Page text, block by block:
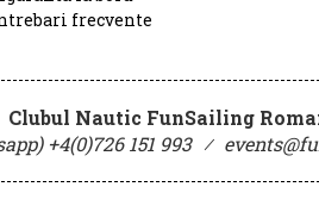
frecvente
Clubul Nautic FunSailing
+4(0)726 151 993 ⁄